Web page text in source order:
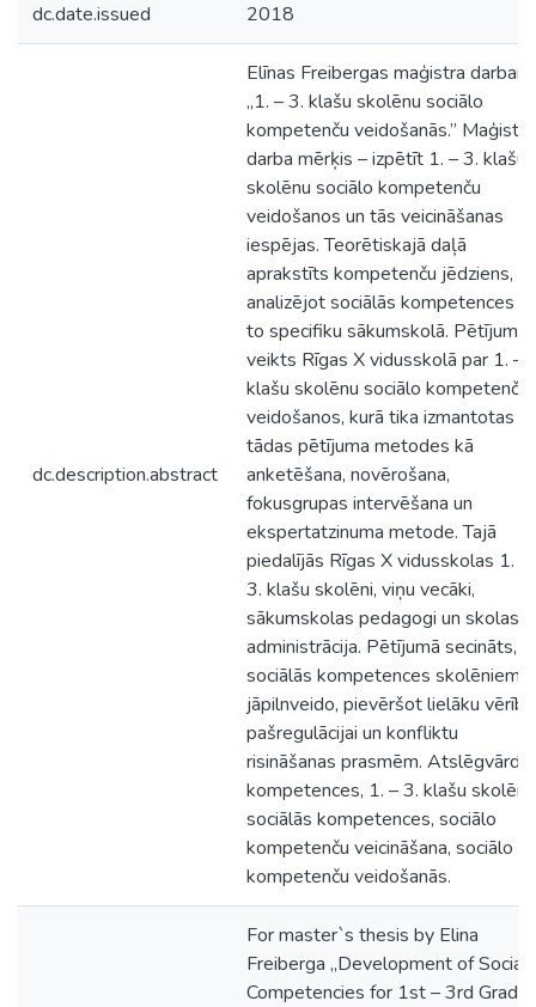
dc.date.issued 2018
dc.description.abstract
Elīnas Freibergas maģistra darbam
„1. – 3. klašu skolēnu sociālo
kompetenču veidošanās.” Maģistra
darba mērķis – izpētīt 1. – 3. klašu
skolēnu sociālo kompetenču
veidošanos un tās veicināšanas
iespējas. Teorētiskajā daļā
aprakstīts kompetenču jēdziens,
analizējot sociālās kompetences
to specifiku sākumskolā. Pētījums
veikts Rīgas X vidusskolā par 1. –
klašu skolēnu sociālo kompetenču
veidošanos, kurā tika izmantotas
tādas pētījuma metodes kā
anketēšana, novērošana,
fokusgrupas intervēšana un
ekspertatzinuma metode. Tajā
piedalījās Rīgas X vidusskolas 1. –
3. klašu skolēni, viņu vecāki,
sākumskolas pedagogi un skolas
administrācija. Pētījumā secināts,
sociālās kompetences skolēniem ir
jāpilnveido, pievēršot lielāku vērību
pašregulācijai un konfliktu
risināšanas prasmēm. Atslēgvārdi:
kompetences, 1. – 3. klašu skolēni,
sociālās kompetences, sociālo
kompetenču veicināšana, sociālo
kompetenču veidošanās.
For master`s thesis by Elina
Freiberga „Development of Social
Competencies for 1st – 3rd Grade